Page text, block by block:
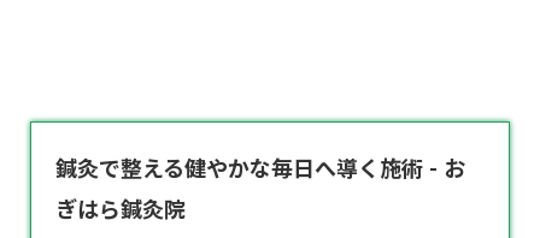
鍼灸で整える健やかな毎日へ導く施術 - お
ぎはら鍼灸院